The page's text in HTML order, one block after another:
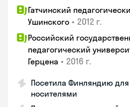
Гатчинский
Ушинского • 2012 г.
Российский
педагогический
Герцена • 2016 г.
Посетила Финляндию
носителями